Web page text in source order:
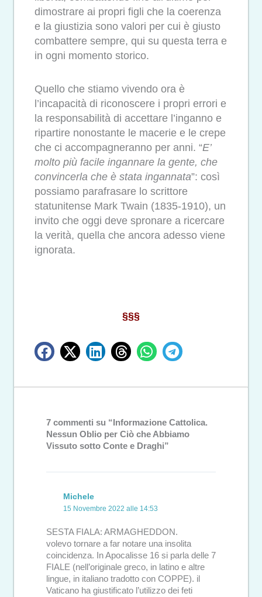
dimostrare ai propri figli che la coerenza
e la giustizia sono valori per cui è giusto
combattere sempre, qui su questa terra e
in ogni momento storico.
Quello che stiamo vivendo ora è
l’incapacità di riconoscere i propri errori e
la responsabilità di accettare l’inganno e
ripartire nonostante le macerie e le crepe
che ci accompagneranno per anni. “E’
molto più facile ingannare la gente, che
convincerla che è stata ingannata”: così
possiamo parafrasare lo scrittore
statunitense Mark Twain (1835-1910), un
invito che oggi deve spronare a ricercare
la verità, quella che ancora adesso viene
ignorata.
§§§
7 commenti su “Informazione Cattolica.
Nessun Oblio per Ciò che Abbiamo
Vissuto sotto Conte e Draghi”
Michele
15 Novembre 2022 alle 14:53
SESTA FIALA: ARMAGHEDDON.
volevo tornare a far notare una insolita
coincidenza. In Apocalisse 16 si parla delle 7
FIALE (nell’originale greco, in latino e altre
lingue, in italiano tradotto con COPPE). il
Vaticano ha giustificato l’utilizzo dei feti